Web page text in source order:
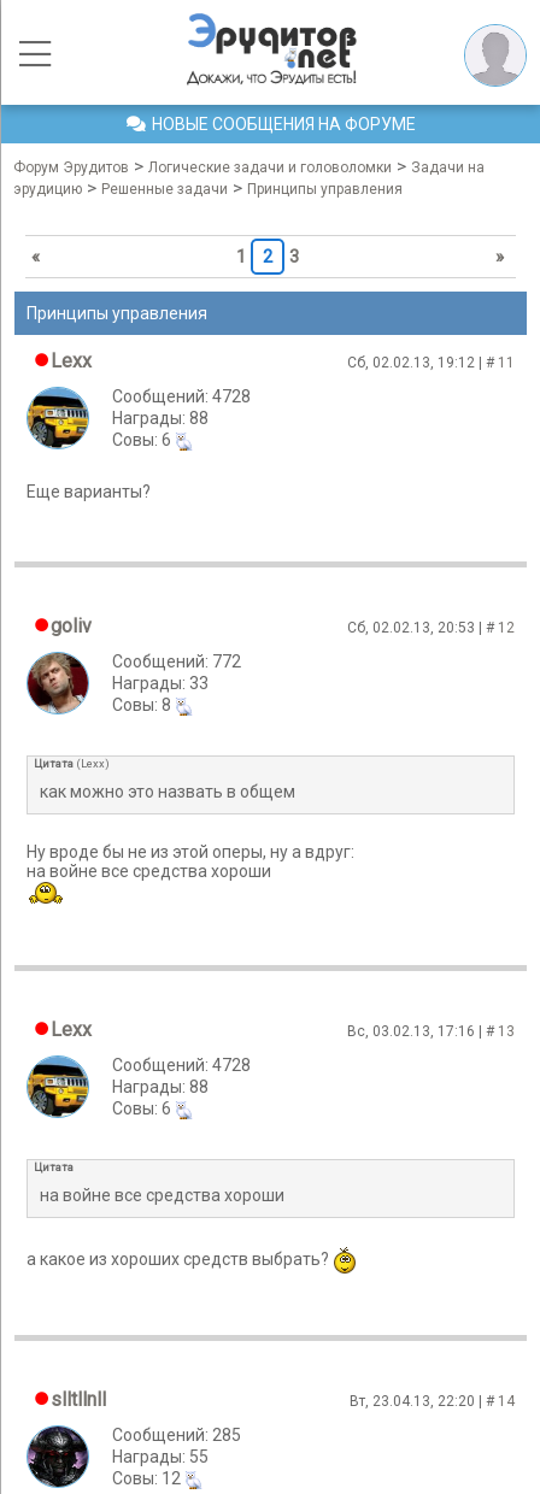
НОВЫЕ СООБЩЕНИЯ НА ФОРУМЕ
Форум Эрудитов > Логические задачи и головоломки > Задачи на
эрудицию > Решенные задачи > Принципы управления
« 1 2 3 »
Принципы управления
Lexx Сб, 02.02.13, 19:12 | # 11
Сообщений: 4728
Награды: 88
Cовы: 6
Еще варианты?
goliv Сб, 02.02.13, 20:53 | # 12
Сообщений: 772
Награды: 33
Cовы: 8
Цитата (Lexx)
как можно это назвать в общем
Ну вроде бы не из этой оперы, ну а вдруг:
на войне все средства хороши
Lexx Вс, 03.02.13, 17:16 | # 13
Сообщений: 4728
Награды: 88
Cовы: 6
Цитата
на войне все средства хороши
а какое из хороших средств выбрать?
slltllnll Вт, 23.04.13, 22:20 | # 14
Сообщений: 285
Награды: 55
Cовы: 12